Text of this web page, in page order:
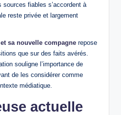
sources fiables s’accordent à
reste privée et largement
sa nouvelle compagne repose
que sur des faits avérés.
souligne l’importance de
de les considérer comme
médiatique.
actuelle